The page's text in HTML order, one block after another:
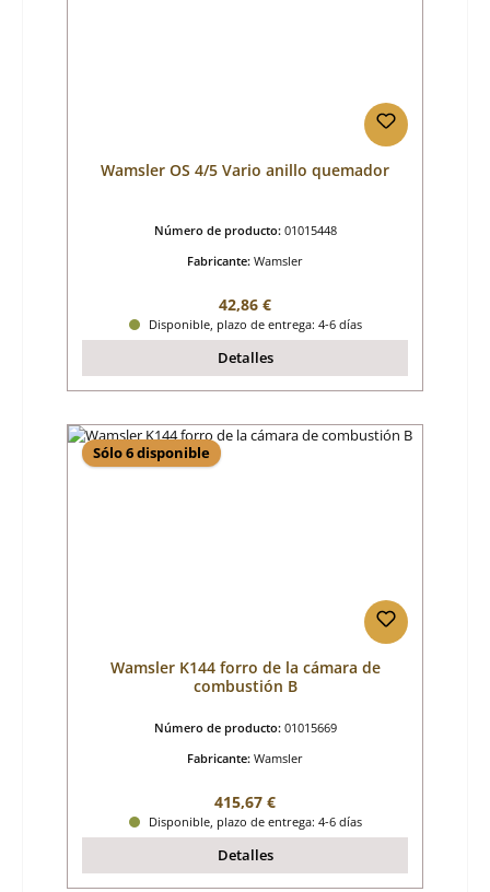
Wamsler OS 4/5 Vario anillo quemador
Número de producto: 01015448
Fabricante: Wamsler
Precio normal:
42,86 €
Disponible, plazo de entrega: 4-6 días
Detalles
Sólo 6 disponible
Wamsler K144 forro de la cámara de
combustión B
Número de producto: 01015669
Fabricante: Wamsler
Precio normal:
415,67 €
Disponible, plazo de entrega: 4-6 días
Detalles